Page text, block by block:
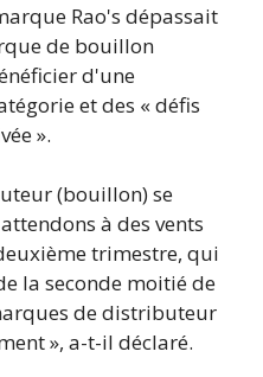
Rao's dépassait
de bouillon
d'une
et des « défis
».
(bouillon) se
à des vents
trimestre, qui
la seconde moitié de
de distributeur
», a-t-il déclaré.